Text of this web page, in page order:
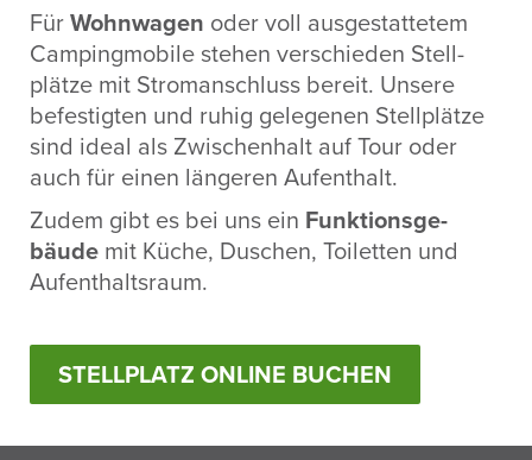
FürWohn­wagen oder voll ausge­stat­tetem
Camping­mo­bile stehen verschieden Stell­
plätze mit Strom­an­schluss bereit. Unsere
befes­tigten und ruhig gele­genen Stell­plätze
sind ideal als Zwischen­halt auf Tour oder
auch für einen längeren Aufent­halt.
Zudem gibt es bei uns ein Funk­ti­ons­ge­
bäude mit Küche, Duschen, Toiletten und
Aufent­halts­raum.
STELLPLATZ ONLINE BUCHEN